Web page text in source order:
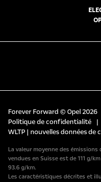
Forever Forward © Opel 2026
Politique de confidentialité
|
WLTP | nouvelles données de
La valeur moyenne des
vendues en Suisse est de 111 g/
93.6 g/km.
Les caractéristiques décrites et